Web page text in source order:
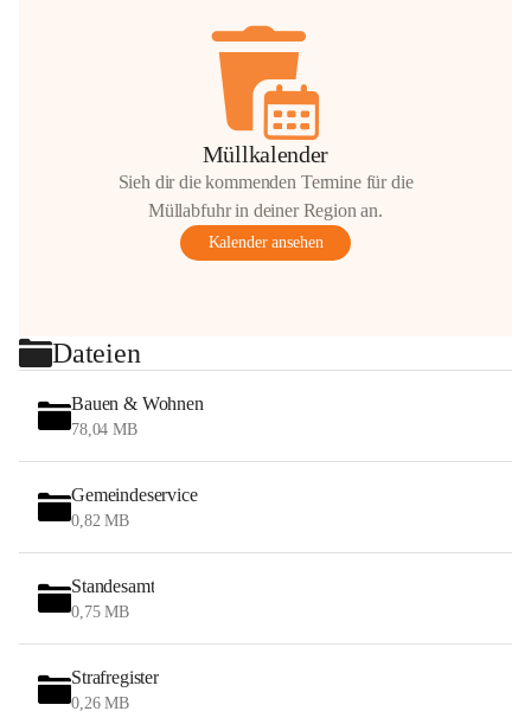
Müllkalender
Sieh dir die kommenden Termine für die
Müllabfuhr in deiner Region an.
Kalender ansehen
Dateien
Bauen & Wohnen
78,04 MB
Gemeindeservice
0,82 MB
Standesamt
0,75 MB
Strafregister
0,26 MB